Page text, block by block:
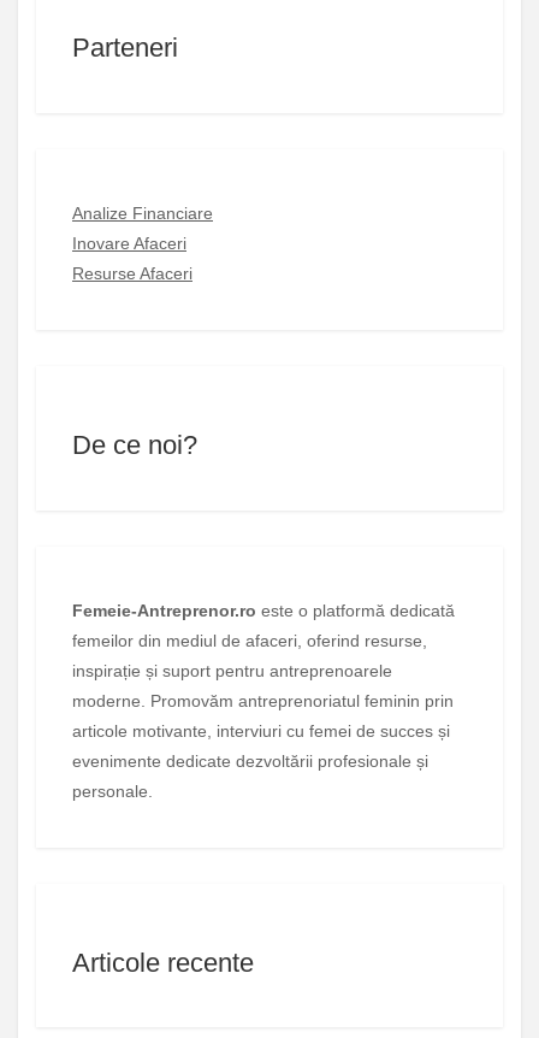
Parteneri
Analize Financiare
Inovare Afaceri
Resurse Afaceri
De ce noi?
Femeie-Antreprenor.ro este o platformă dedicată
femeilor din mediul de afaceri, oferind resurse,
inspirație și suport pentru antreprenoarele
moderne. Promovăm antreprenoriatul feminin prin
articole motivante, interviuri cu femei de succes și
evenimente dedicate dezvoltării profesionale și
personale.
Articole recente